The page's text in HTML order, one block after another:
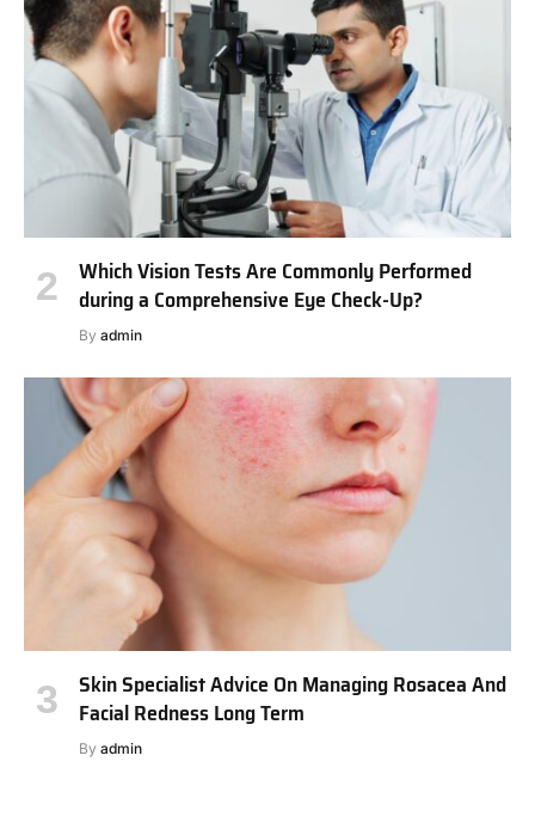
Which Vision Tests Are Commonly Performed
during a Comprehensive Eye Check-Up?
By admin
Skin Specialist Advice On Managing Rosacea And
Facial Redness Long Term
By admin